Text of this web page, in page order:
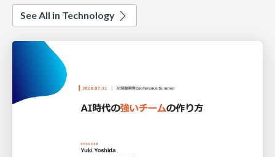
See All in Technology